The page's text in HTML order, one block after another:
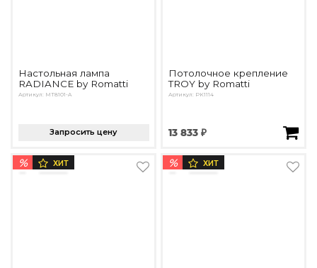
Настольная лампа
RADIANCE by Romatti
Артикул: MT8101-A
Запросить цену
Потолочное крепление
TROY by Romatti
Артикул: PK1114
13 833 ₽
% ХИТ % ХИТ